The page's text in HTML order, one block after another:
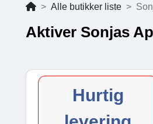
Alle butikker liste
Aktiver Sonjas
Hurtig